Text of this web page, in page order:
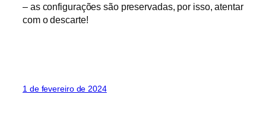
– as configurações são preservadas, por isso, atentar
com o descarte!
1 de fevereiro de 2024